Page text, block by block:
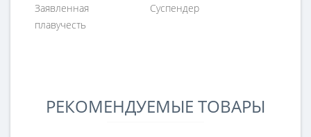
Заявленная
плавучесть
Суспендер
РЕКОМЕНДУЕМЫЕ ТОВАРЫ